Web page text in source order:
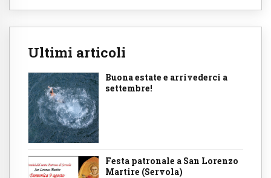
Ultimi articoli
Buona estate e arrivederci a
settembre!
Festa patronale a San Lorenzo
Martire (Servola)